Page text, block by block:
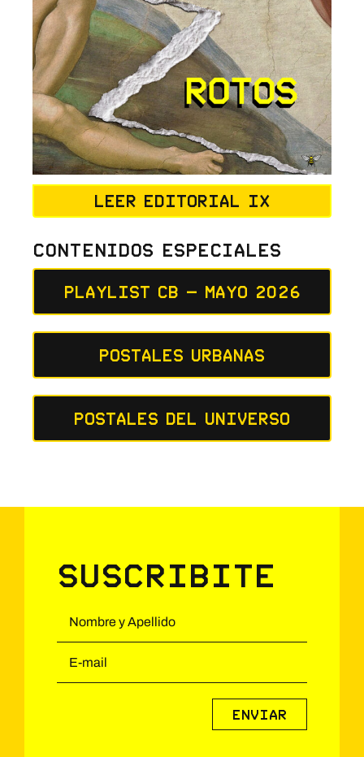
Leer editorial IX
Contenidos Especiales
Playlist CB – Mayo 2026
Postales Urbanas
Postales del Universo
Suscribite